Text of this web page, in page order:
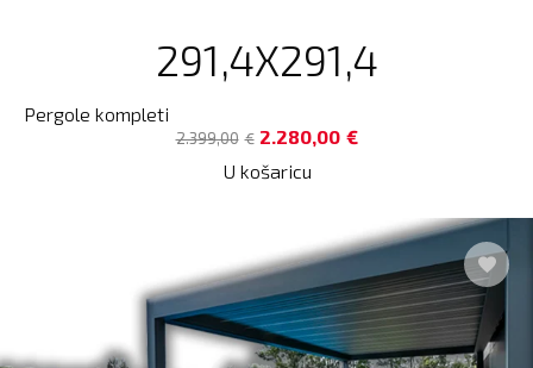
291,4X291,4
Pergole kompleti
€
2.399,00 €
2.280,00
U košaricu